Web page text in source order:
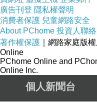
廣告刊登 隱私權聲明
消費者保護 兒童網路安全
About PChome 投資人聯絡
著作權保護 ｜網路家庭版
Online
PChome Online and
Online Inc.
個人新聞台